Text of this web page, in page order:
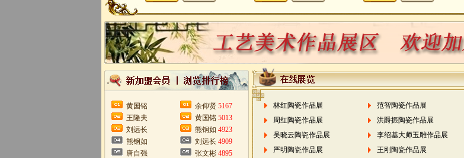
黄国铭
王隆夫
刘远长
熊钢如
唐自强
余仰贤 5167
黄国铭 5013
熊钢如 4923
刘远长 4909
张文彬 4895
林红陶瓷作品展 范智陶瓷作品展
周红陶瓷作品展
洪爵振陶瓷作品展
吴晓云陶瓷作品展
李绍基大师玉雕作品展
严明陶瓷作品展
王刚陶瓷作品展